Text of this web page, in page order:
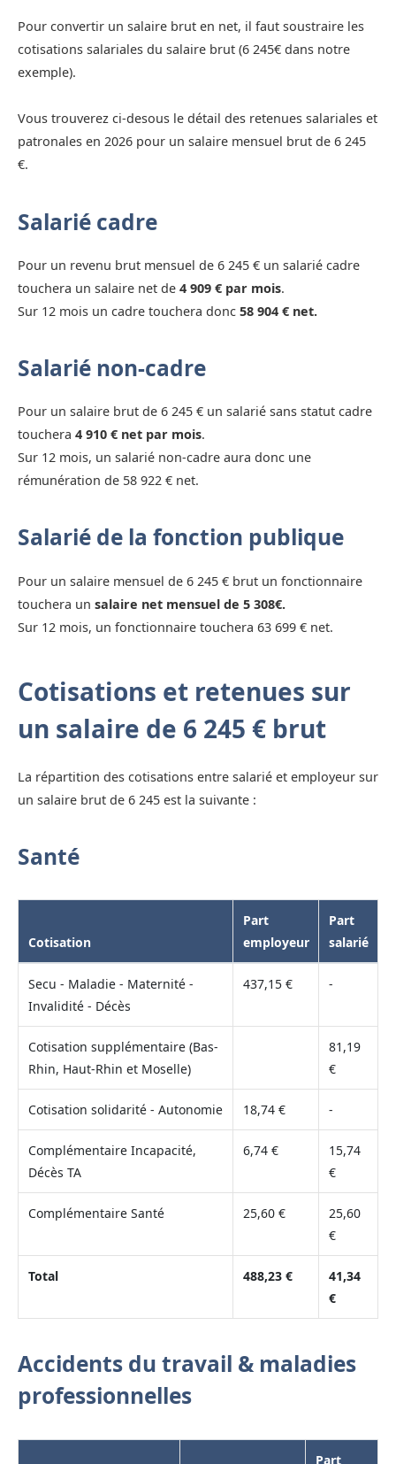
Pour convertir un salaire brut en net, il faut soustraire les
cotisations salariales du salaire brut (6 245€ dans notre
exemple).
Vous trouverez ci-desous le détail des retenues salariales et
patronales en 2026 pour un salaire mensuel brut de 6 245
€.
Salarié cadre
Pour un revenu brut mensuel de 6 245 € un salarié cadre
touchera un salaire net de 4 909 € par mois.
Sur 12 mois un cadre touchera donc 58 904 € net.
Salarié non-cadre
Pour un salaire brut de 6 245 € un salarié sans statut cadre
touchera 4 910 € net par mois.
Sur 12 mois, un salarié non-cadre aura donc une
rémunération de 58 922 € net.
Salarié de la fonction publique
Pour un salaire mensuel de 6 245 € brut un fonctionnaire
touchera un salaire net mensuel de 5 308€.
Sur 12 mois, un fonctionnaire touchera 63 699 € net.
Cotisations et retenues sur
un salaire de 6 245 € brut
La répartition des cotisations entre salarié et employeur sur
un salaire brut de 6 245 est la suivante :
Santé
Cotisation
Part
employeur
Part
salarié
Secu - Maladie - Maternité -
Invalidité - Décès
437,15 € -
Cotisation supplémentaire (Bas-
Rhin, Haut-Rhin et Moselle)
81,19
€
Cotisation solidarité - Autonomie 18,74 € -
Complémentaire Incapacité,
Décès TA
6,74 €
15,74
€
Complémentaire Santé 25,60 €
25,60
€
Total 488,23 €
41,34
€
Accidents du travail & maladies
professionnelles
Part